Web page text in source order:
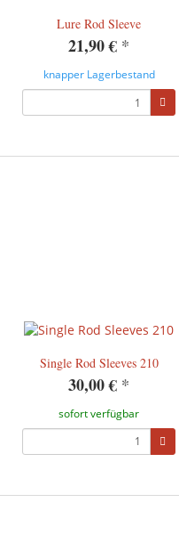
Lure Rod Sleeve
21,90 € *
knapper Lagerbestand
Single Rod Sleeves 210
30,00 € *
sofort verfügbar